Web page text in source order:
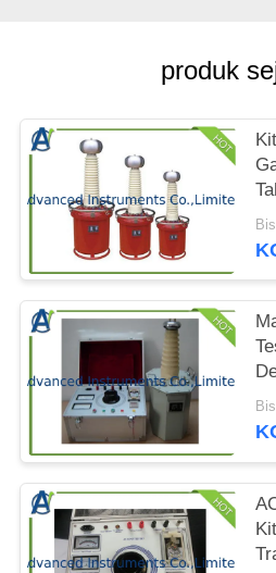
POLICY
produk